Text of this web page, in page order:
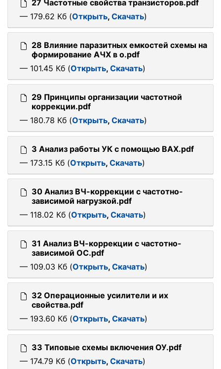
27 Частотные свойства транзисторов.pdf
— 179.62 Кб (Открыть, Скачать)
28 Влияние паразитных емкостей схемы на
формирование АЧХ в о.pdf
— 101.45 Кб (Открыть, Скачать)
29 Принципы организации частотной
коррекции.pdf
— 180.78 Кб (Открыть, Скачать)
3 Анализ работы УК с помощью ВАХ.pdf
— 173.15 Кб (Открыть, Скачать)
30 Анализ ВЧ-коррекции с частотно-
зависимой нагрузкой.pdf
— 118.02 Кб (Открыть, Скачать)
31 Анализ ВЧ-коррекции с частотно-
зависимой ОС.pdf
— 109.03 Кб (Открыть, Скачать)
32 Операционные усилители и их
свойства.pdf
— 193.60 Кб (Открыть, Скачать)
33 Типовые схемы включения ОУ.pdf
— 174.79 Кб (Открыть, Скачать)